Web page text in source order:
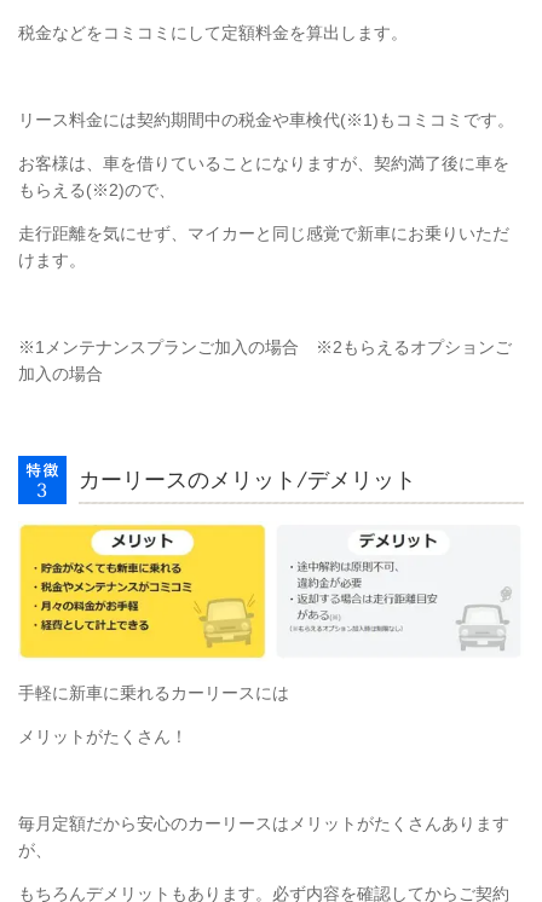
税金などをコミコミにして定額料金を算出します。
リース料金には契約期間中の税金や車検代(※1)もコミコミです。
お客様は、車を借りていることになりますが、契約満了後に車を
もらえる(※2)ので、
走行距離を気にせず、マイカーと同じ感覚で新車にお乗りいただ
けます。
※1メンテナンスプランご加入の場合 ※2もらえるオプションご
加入の場合
カーリースのメリット/デメリット
手軽に新車に乗れるカーリースには
メリットがたくさん！
毎月定額だから安心のカーリースはメリットがたくさんあります
が、
もちろんデメリットもあります。必ず内容を確認してからご契約